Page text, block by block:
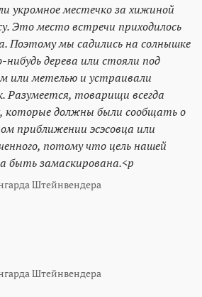
укромное местечко за хижиной
Это место встречи приходилось
Поэтому мы садились на солнышке
нибудь дерева или стояли под
или метелью и устраивали
Разумеется, товарищи всегда
которые должны были сообщать о
приближении эсэсовца или
потому что цель нашей
быть замаскирована.<p
Штейнвендера
Штейнвендера